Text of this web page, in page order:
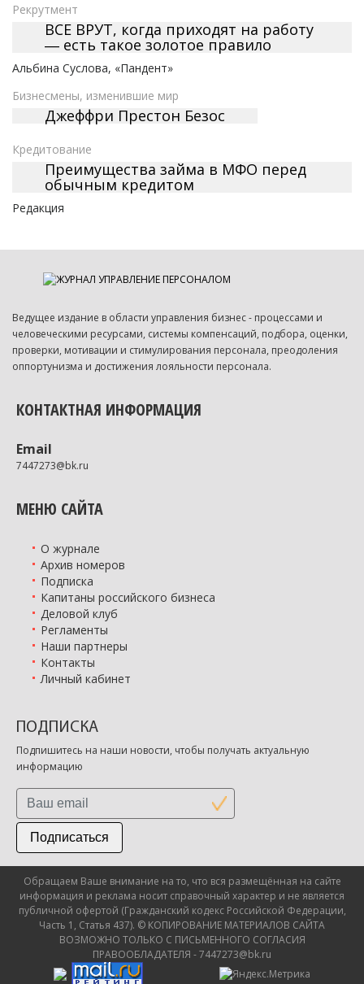
Рекрутмент
ВСЕ ВРУТ, когда приходят на работу
― есть такое золотое правило
Альбина Cуслова, «Пандент»
Бизнесмены, изменившие мир
Джеффри Престон Безос
Кредитование
Преимущества займа в МФО перед
обычным кредитом
Редакция
Ведущее издание в области управления бизнес - процессами и
человеческими ресурсами, системы компенсаций, подбора, оценки,
проверки, мотивации и стимулирования персонала, преодоления
оппортунизма и достижения лояльности персонала.
КОНТАКТНАЯ ИНФОРМАЦИЯ
Email
7447273@bk.ru
МЕНЮ САЙТА
О журнале
Архив номеров
Подписка
Капитаны российского бизнеса
Деловой клуб
Регламенты
Наши партнеры
Контакты
Личный кабинет
ПОДПИСКА
Подпишитесь на наши новости, чтобы получать актуальную
информацию
Подписаться
Обращаем Ваше внимание на то, что вся размещённая на сайте
информация и реклама носит справочный характер и не является
публичной офертой (Гражданский кодекс Российской Федерации,
Часть 1, Статья 437). © КОПИРОВАНИЕ МАТЕРИАЛОВ САЙТА
ВОЗМОЖНО ТОЛЬКО С ПИСЬМЕННОГО СОГЛАСИЯ
ПРАВООБЛАДАТЕЛЯ - 7447273@bk.ru